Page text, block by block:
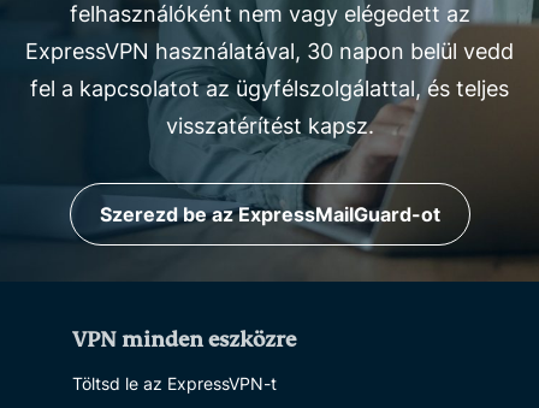
felhasználóként nem vagy elégedett az
ExpressVPN használatával, 30 napon belül vedd
fel a kapcsolatot az ügyfélszolgálattal, és teljes
visszatérítést kapsz.
Szerezd be az ExpressMailGuard-ot
VPN minden eszközre
Töltsd le az ExpressVPN-t